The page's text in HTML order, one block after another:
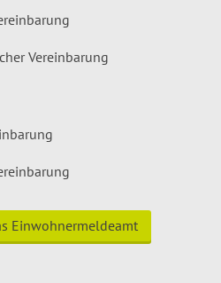
Vereinbarung
Einwohnermeldeamt